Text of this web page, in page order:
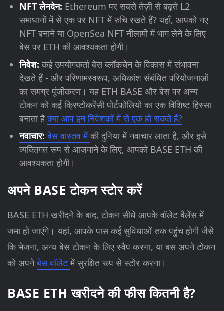
NFT लेनदेन: Ethereum पर सबसे तेज़ी से बढ़ते L2
समाधानों में से एक पर NFT में रुचि रखते हैं? यहाँ, आपको नए
NFT बनाने या OpenSea NFT नीलामी में भाग लेने के लिए
बेस पर ETH की आवश्यकता होगी।
निवेश:कई उपयोगकर्ता बेस ब्लॉकचेन के विकास में संभावना
देखते हैं - और परिणामस्वरूप, अधिकांश संबंधित परियोजनाओं
का समग्र पूंजीकरण। यह ETH BASE और बेस पर अन्य
टोकन को कई क्रिप्टोकरेंसी पोर्टफोलियो का एक विशिष्ट हिस्सा
बनाता हैक्या आप इन निवेशकों में से एक हो सकते हैं?
नवाचार:बेस वास्तव मेंकी दुनिया में नवाचार लाता है, और इसे
व्यक्तिगत रूप से आज़माने के लिए, आपको BASE ETH की
आवश्यकता होगी।
अपने BASE टोकन स्टोर करें
BASE ETH खरीदने के बाद, टोकन सीधे आपके वॉलेट बैलेंस में
जमा हो जाएंगे। यहां, आपके पास कई सुविधाओं तक पहुंच होगी जैसे
कि भेजना, अन्य बेस टोकन के लिए स्वैप करना, या बस अपने टोकन
को अपनेबेस वॉलेटमें सुरक्षित रूप से स्टोर करना।
BASE ETH खरीदने की फीस कितनी है?